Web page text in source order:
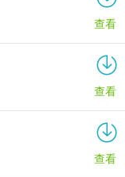
查看
查看
查看